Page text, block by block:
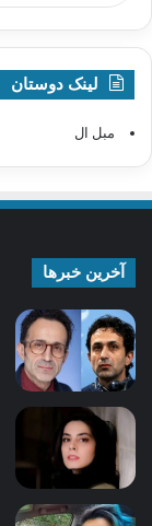
لینک دوستان
مبل ال
آخرین خبرها